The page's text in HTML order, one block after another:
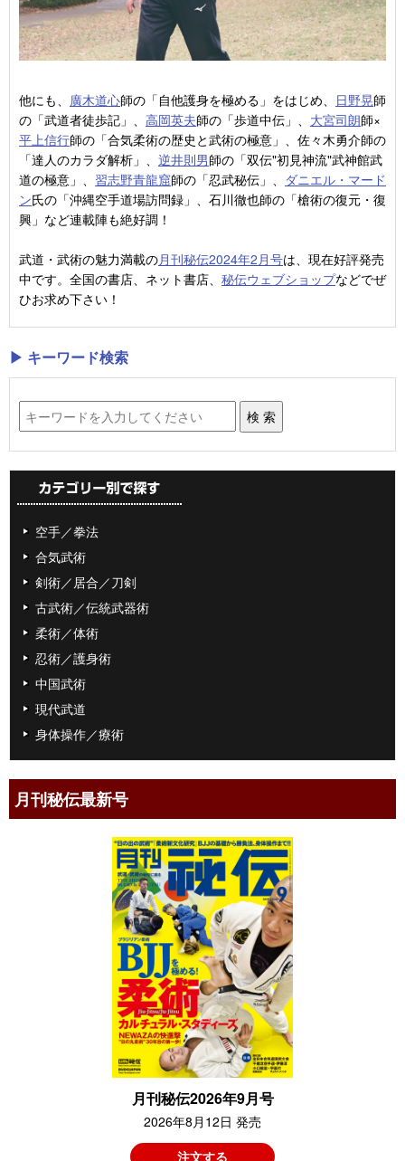
他にも、 廣木道心師の「自他護身を極める」をはじめ、 日野晃師
の「武道者徒歩記」、 高岡英夫師の「歩道中伝」、 大宮司朗師×
平上信行師の「合気柔術の歴史と武術の極意」、佐々木勇介師の
「達人のカラダ解析」、 逆井則男師の「双伝"初見神流"武神館武
道の極意」、 習志野青龍窟師の「忍武秘伝」、 ダニエル・マード
ン氏の「沖縄空手道場訪問録」、石川徹也師の「槍術の復元・復
興」など連載陣も絶好調！
武道・武術の魅力満載の月刊秘伝2024年2月号は、現在好評発売
中です。全国の書店、ネット書店、 秘伝ウェブショップなどでぜ
ひお求め下さい！
▶ キーワード検索
空手／拳法
合気武術
剣術／居合／刀剣
古武術／伝統武器術
柔術／体術
忍術／護身術
中国武術
現代武道
身体操作／療術
月刊秘伝最新号
月刊秘伝2026年9月号
2026年8月12日 発売
注文する